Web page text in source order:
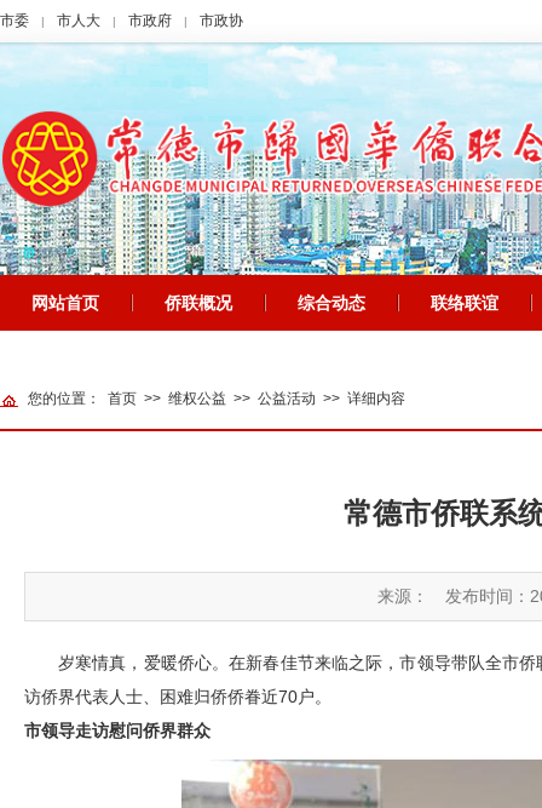
市委 | 市人大 | 市政府 | 市政协
网站首页 | 侨联概况 | 综合动态 | 联络联谊 |
您的位置： 首页 >> 维权公益 >> 公益活动 >> 详细内容
常德市侨联系
来源： 发布时间：
岁寒情真，爱暖侨心。在新春佳节来临之际，市领导带队全市
访侨界代表人士、困难归侨侨眷近70户。
市领导走访慰问侨界群众